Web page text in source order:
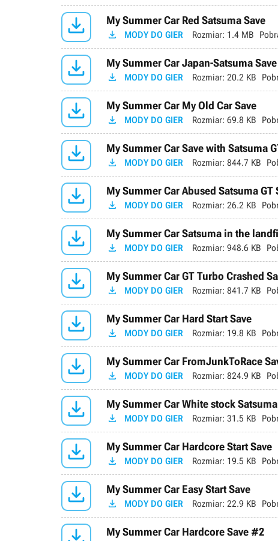
 My Summer Car Red Satsuma Save
 MODY DO GIER Rozmiar: 1.4 MB
 My Summer Car Japan-Satsuma Save
 MODY DO GIER Rozmiar: 20.2 KB
 My Summer Car My Old Car Save
 MODY DO GIER Rozmiar: 69.8 KB
 My Summer Car Save with Satsuma
 MODY DO GIER Rozmiar: 844.7 KB
 My Summer Car Abused Satsuma GT
 MODY DO GIER Rozmiar: 26.2 KB
 My Summer Car Satsuma in the
 MODY DO GIER Rozmiar: 948.6 KB
 My Summer Car GT Turbo Crashed
 MODY DO GIER Rozmiar: 841.7 KB
 My Summer Car Hard Start Save
 MODY DO GIER Rozmiar: 19.8 KB
 My Summer Car FromJunkToRace
 MODY DO GIER Rozmiar: 824.9 KB
 My Summer Car White stock
 MODY DO GIER Rozmiar: 31.5 KB
 My Summer Car Hardcore Start Save
 MODY DO GIER Rozmiar: 19.5 KB
 My Summer Car Easy Start Save
 MODY DO GIER Rozmiar: 22.9 KB
My Summer Car Hardcore Save #2